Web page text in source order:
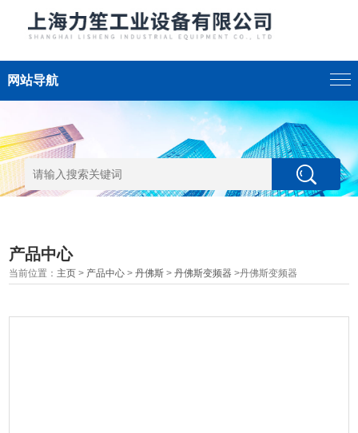
网站导航
产品中心
当前位置： 主页 > 产品中心 >丹佛斯 >丹佛斯变频器 >丹佛斯变频器